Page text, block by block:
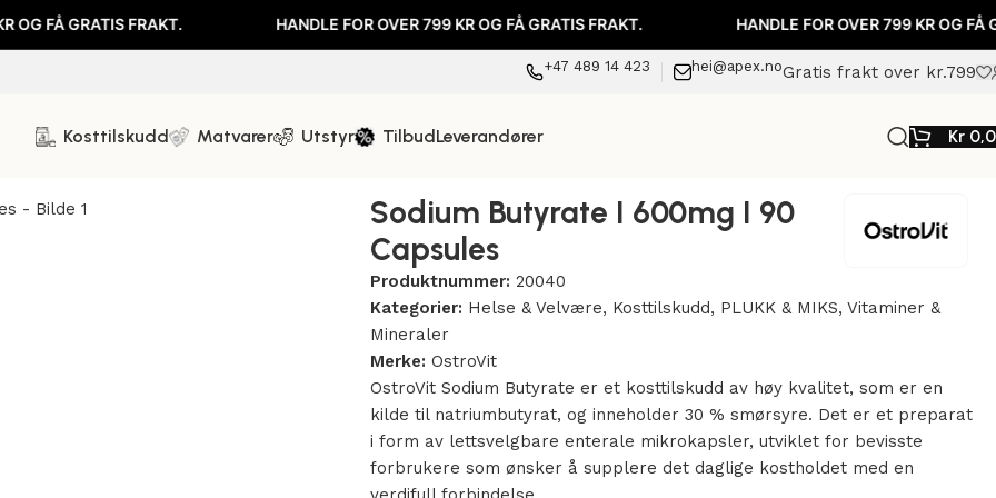
GRATIS FRAKT. HANDLE FOR OVER 799 KR OG FÅ GRATIS FRAKT. HANDLE FOR OVER 799 KR OG FÅ GRATIS
+47 489 14 423 hei@apex.noGratis frakt over kr.799
Kosttilskudd Matvarer Utstyr TilbudLeverandører Kr
Sodium Butyrate I 600mg I 90
Capsules
Produktnummer:20040
Kategorier: Helse & Velvære, Kosttilskudd, PLUKK & MIKS, Vitaminer &
Mineraler
Merke:OstroVit
OstroVit Sodium Butyrate er et kosttilskudd av høy kvalitet, som er en
kilde til natriumbutyrat, og inneholder 30 % smørsyre. Det er et preparat
i form av lettsvelgbare enterale mikrokapsler, utviklet for bevisste
forbrukere som ønsker å supplere det daglige kostholdet med en